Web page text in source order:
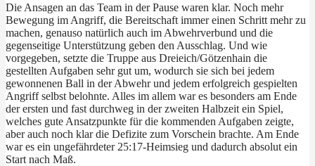
Die Ansagen an das Team in der Pause waren klar. Noch mehr
Bewegung im Angriff, die Bereitschaft immer einen Schritt mehr zu
machen, genauso natürlich auch im Abwehrverbund und die
gegenseitige Unterstützung geben den Ausschlag. Und wie
vorgegeben, setzte die Truppe aus Dreieich/Götzenhain die
gestellten Aufgaben sehr gut um, wodurch sie sich bei jedem
gewonnenen Ball in der Abwehr und jedem erfolgreich gespielten
Angriff selbst belohnte. Alles im allem war es besonders am Ende
der ersten und fast durchweg in der zweiten Halbzeit ein Spiel,
welches gute Ansatzpunkte für die kommenden Aufgaben zeigte,
aber auch noch klar die Defizite zum Vorschein brachte. Am Ende
war es ein ungefährdeter 25:17-Heimsieg und dadurch absolut ein
Start nach Maß.